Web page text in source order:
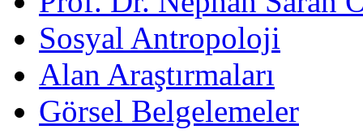
Sosyal Antropoloji
Alan Araştırmaları
Görsel Belgelemeler